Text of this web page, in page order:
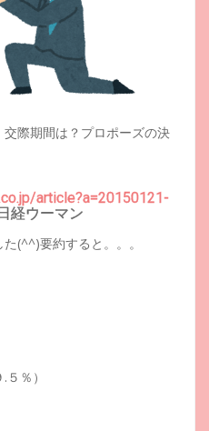
際期間は？プロポーズの決
article?a=20150121-
経ウーマン
(^^)要約すると。。。
％）